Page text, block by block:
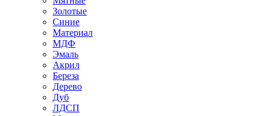
Золотые
Синие
Материал
МДФ
Эмаль
Акрил
Береза
Дерево
Дуб
ЛДСП